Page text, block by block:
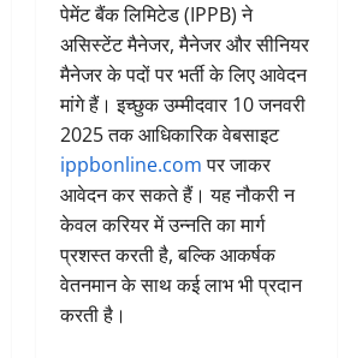
पेमेंट बैंक लिमिटेड (IPPB) ने
असिस्टेंट मैनेजर, मैनेजर और सीनियर
मैनेजर के पदों पर भर्ती के लिए आवेदन
मांगे हैं। इच्छुक उम्मीदवार 10 जनवरी
2025 तक आधिकारिक वेबसाइट
ippbonline.comपर जाकर
आवेदन कर सकते हैं। यह नौकरी न
केवल करियर में उन्नति का मार्ग
प्रशस्त करती है, बल्कि आकर्षक
वेतनमान के साथ कई लाभ भी प्रदान
करती है।